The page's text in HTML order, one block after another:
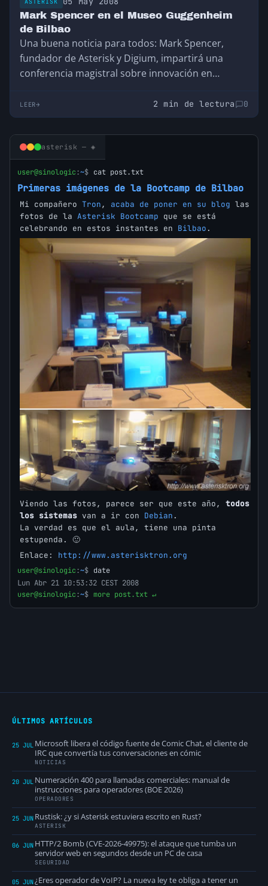
ASTERISK
Mark Spencer en el Museo Guggenheim
de Bilbao
Una buena noticia para todos: Mark Spencer,
fundador de Asterisk y Digium, impartirá una
conferencia magistral sobre innovación en
LEER 2 min de lectura 0
asterisk — ◈
user@sinologic:~$ cat post.txt
Primeras imágenes de la Bootcamp de Bilbao
Mi compañero Tron, acaba de poner en su blog las
fotos de la Asterisk Bootcamp que se está
celebrando en estos instantes en Bilbao .
Viendo las fotos, parece ser que este año, todos
los sistemas van a ir con Debian .
La verdad es que el aula, tiene una pinta
estupenda. 🙂
Enlace: http://www.asterisktron.org
user@sinologic:~$ date
Lun Abr 21 10:53:32 CEST 2008
user@sinologic:~$ more post.txt ↵
ÚLTIMOS ARTÍCULOS
25 JUL Microsoft libera el código fuente de Comic Chat, el cliente de
IRC que convertía tus conversaciones en cómic
NOTICIAS
20 JUL Numeración 400 para llamadas comerciales: manual de
instrucciones para operadores (BOE 2026)
OPERADORES
25 JUN Rustisk: ¿y si Asterisk estuviera escrito en Rust?
ASTERISK
06 JUN HTTP/2 Bomb (CVE-2026-49975): el ataque que tumba un
servidor web en segundos desde un PC de casa
SEGURIDAD
05 JUN¿Eres operador de VoIP? La nueva ley te obliga a tener un